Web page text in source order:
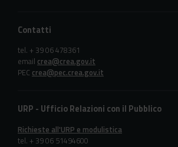
Contatti
tel. + 39 06 478361
email crea@crea.gov.it
PEC crea@pec.crea.gov.it
URP - Ufficio Relazioni con il Pubblico
Richieste all'URP e modulistica
tel. + 39 06 51494600